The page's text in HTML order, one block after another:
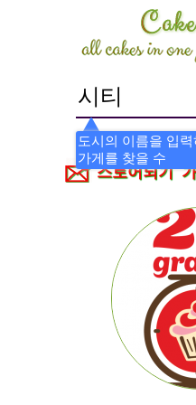
도시의 이름을 입
가게를 찾을 수
스토어되기